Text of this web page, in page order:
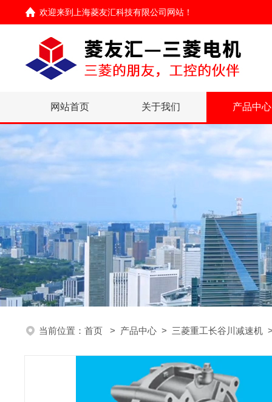
欢迎来到 上海菱友汇科技有限公司网站 ！
网站首页 关于我们 产品中心
当前位置： 首页 > 产品中心 > 三菱重工长谷川减速机